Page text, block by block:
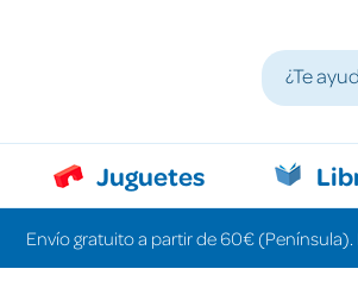
Juguetes
Envío gratuito a partir de 60€